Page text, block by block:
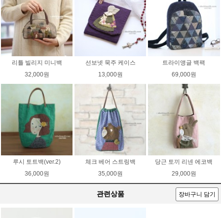
리틀 빌리지 미니백
32,000원
선보넷 묵주 케이스
13,000원
트라이앵글 백팩
69,000원
루시 토트백(ver.2)
36,000원
체크 베어 스트링백
35,000원
당근 토끼 리넨 에코백
29,000원
관련상품 장바구니 담기